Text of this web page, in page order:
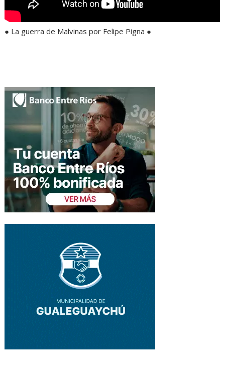
● La guerra de Malvinas por Felipe Pigna ●